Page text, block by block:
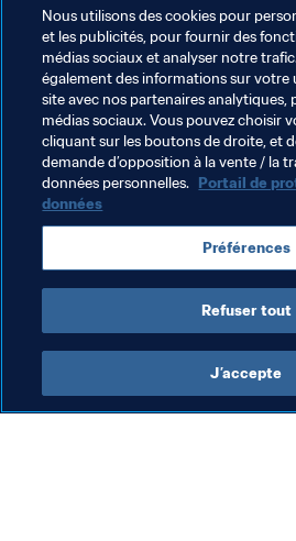
À venir
7 juillet
États-Unis – Pays-Bas : finale,
Suivez la Coupe du
Facebook | Instagram
Nous utilisons des cookies pour
et les publicités, pour fournir des
médias sociaux et analyser notre
également des informations sur
site avec nos partenaires analytiques,
médias sociaux. Vous pouvez choisir
cliquant sur les boutons de droite, et
demande d’opposition à la vente / la
données personnelles. Portail de
données
Préférences
Refuser tout
J’accepte